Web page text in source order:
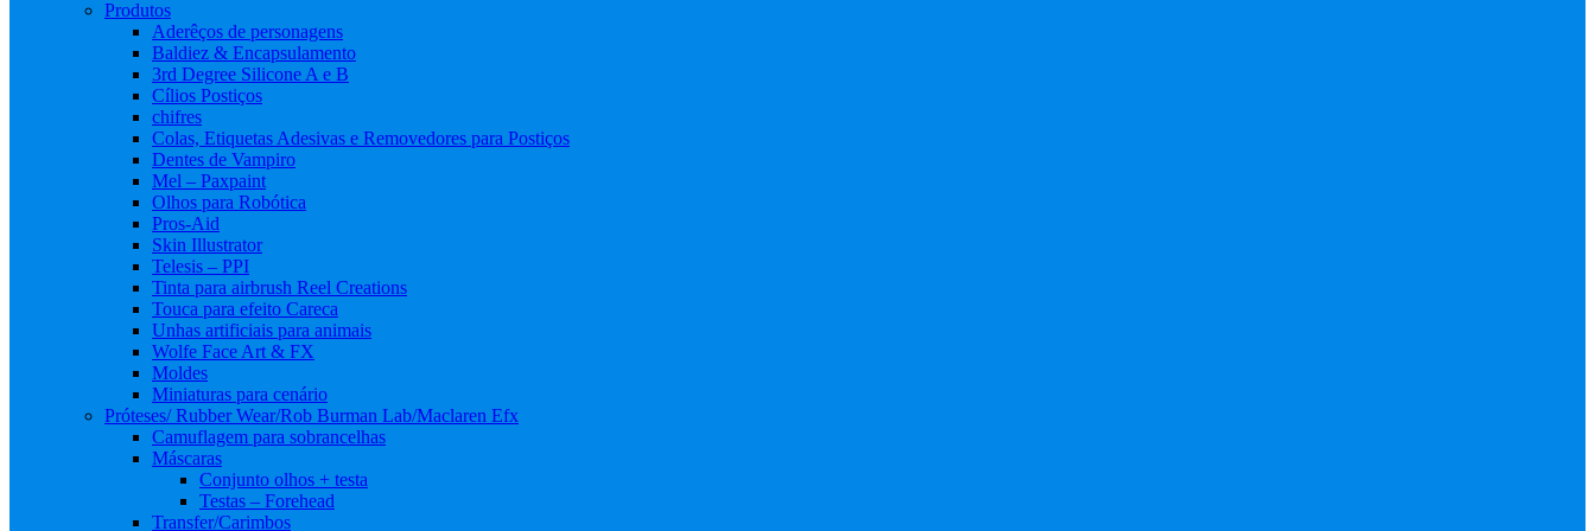
Produtos
Aderêços de personagens
Baldiez & Encapsulamento
3rd Degree Silicone A e B
Cílios Postiços
chifres
Colas, Etiquetas Adesivas e Removedores para Postiços
Dentes de Vampiro
Mel – Paxpaint
Olhos para Robótica
Pros-Aid
Skin Illustrator
Telesis – PPI
Tinta para airbrush Reel Creations
Touca para efeito Careca
Unhas artificiais para animais
Wolfe Face Art & FX
Moldes
Miniaturas para cenário
Próteses/ Rubber Wear/Rob Burman Lab/Maclaren Efx
Camuflagem para sobrancelhas
Máscaras
Conjunto olhos + testa
Testas – Forehead
Transfer/Carimbos